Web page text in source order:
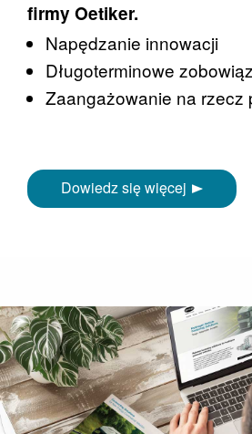
firmy Oetiker.
Napędzanie innowacji
Długoterminowe
Zaangażowanie na rzecz
Dowiedz się więcej